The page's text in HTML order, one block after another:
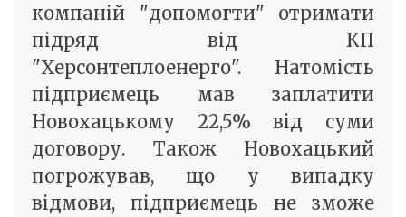
компаній "допомогти" отримати
підряд від КП
"Херсонтеплоенерго". Натомість
підприємець мав заплатити
Новохацькому 22,5% від суми
договору. Також Новохацький
погрожував, що у випадку
відмови, підприємець не зможе